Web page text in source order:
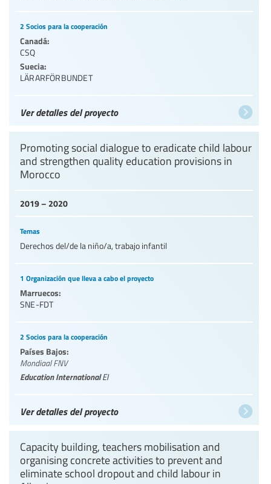
2 Socios para la cooperación
Canadá:
CSQ
Suecia:
LÄRARFÖRBUNDET
Ver detalles del proyecto
2019 – 2020
Promoting social dialogue to eradicate child labour
and strengthen quality education provisions in
Morocco
Temas
Derechos del/de la niño/a, trabajo infantil
1 Organización que lleva a cabo el proyecto
Marruecos:
SNE-FDT
2 Socios para la cooperación
Países Bajos:
Mondiaal FNV
Education InternationalEI
Ver detalles del proyecto
Capacity building, teachers mobilisation and
organising concrete activities to prevent and
eliminate school dropout and child labour in